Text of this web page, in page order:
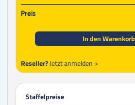
Preis
In den Warenkorb
Reseller?Jetzt anmelden >
Staffelpreise